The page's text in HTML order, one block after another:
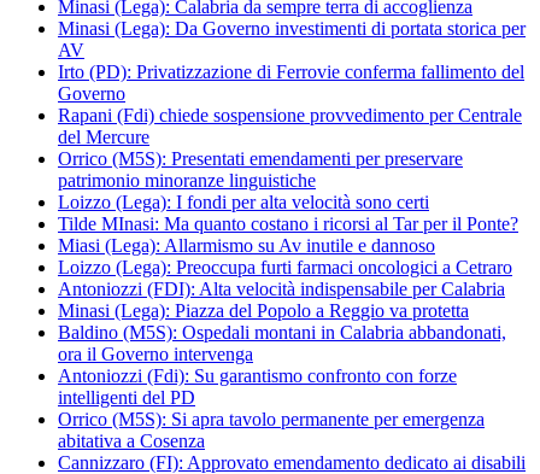
Minasi (Lega): Calabria da sempre terra di accoglienza
Minasi (Lega): Da Governo investimenti di portata storica per
AV
Irto (PD): Privatizzazione di Ferrovie conferma fallimento del
Governo
Rapani (Fdi) chiede sospensione provvedimento per Centrale
del Mercure
Orrico (M5S): Presentati emendamenti per preservare
patrimonio minoranze linguistiche
Loizzo (Lega): I fondi per alta velocità sono certi
Tilde MInasi: Ma quanto costano i ricorsi al Tar per il Ponte?
Miasi (Lega): Allarmismo su Av inutile e dannoso
Loizzo (Lega): Preoccupa furti farmaci oncologici a Cetraro
Antoniozzi (FDI): Alta velocità indispensabile per Calabria
Minasi (Lega): Piazza del Popolo a Reggio va protetta
Baldino (M5S): Ospedali montani in Calabria abbandonati,
ora il Governo intervenga
Antoniozzi (Fdi): Su garantismo confronto con forze
intelligenti del PD
Orrico (M5S): Si apra tavolo permanente per emergenza
abitativa a Cosenza
Cannizzaro (FI): Approvato emendamento dedicato ai disabili